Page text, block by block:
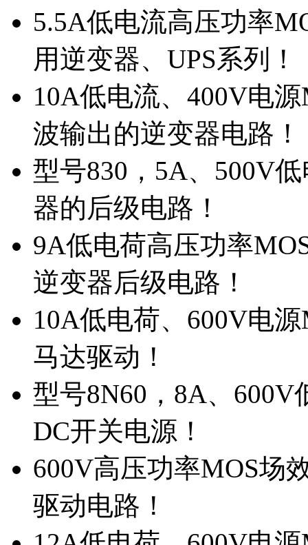
5.5A低电流高压功率
用逆变器、UPS系列！
10A低电流、400V电
波输出的逆变器电路！
型号830，5A、500V
器的后级电路！
9A低电荷高压功率
逆变器后级电路！
10A低电荷、600V电
马达驱动！
型号8N60，8A、
DC开关电源！
600V高压功率MOS场
驱动电路！